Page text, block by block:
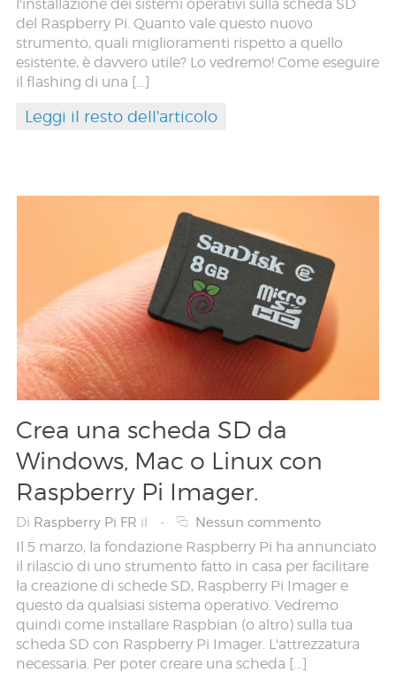
l'installazione dei sistemi operativi sulla scheda SD
del Raspberry Pi. Quanto vale questo nuovo
strumento, quali miglioramenti rispetto a quello
esistente, è davvero utile? Lo vedremo! Come eseguire
il flashing di una […]
Leggi il resto dell'articolo
Crea una scheda SD da
Windows, Mac o Linux con
Raspberry Pi Imager.
Di Raspberry Pi FR il - Nessun commento
Il 5 marzo, la fondazione Raspberry Pi ha annunciato
il rilascio di uno strumento fatto in casa per facilitare
la creazione di schede SD, Raspberry Pi Imager e
questo da qualsiasi sistema operativo. Vedremo
quindi come installare Raspbian (o altro) sulla tua
scheda SD con Raspberry Pi Imager. L'attrezzatura
necessaria. Per poter creare una scheda […]